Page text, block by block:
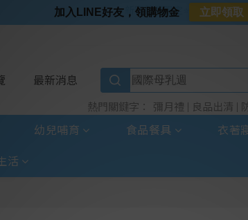
⭐好日照Vogito⭐殺菌好幫手
⭐新客首購限定⭐
最新消息
熱門關鍵字： 彌月禮 良品出清
幼兒哺育 食品餐具 衣著
活
加入LINE好友，領購物金 立即領取